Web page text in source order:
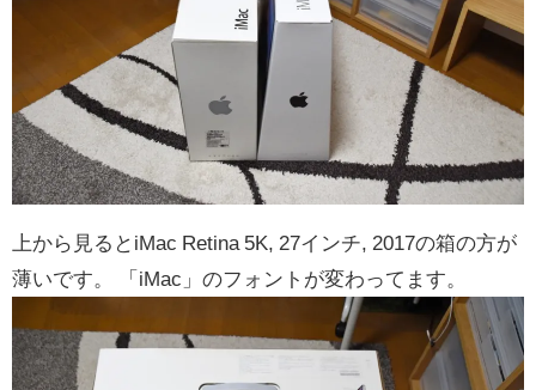
上から見るとiMac Retina 5K, 27インチ, 2017の箱の方が
薄いです。 「iMac」のフォントが変わってます。